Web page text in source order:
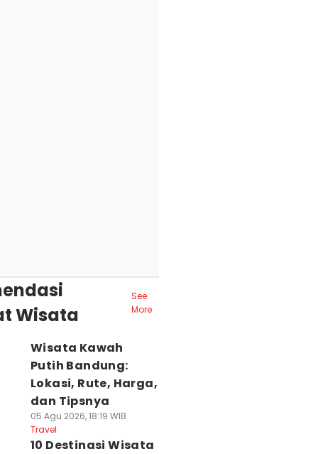
Wisata
See
More
Wisata Kawah
Putih Bandung:
Lokasi, Rute, Harga,
dan Tipsnya
05 Agu 2026, 18:19 WIB
Travel
10 Destinasi Wisata